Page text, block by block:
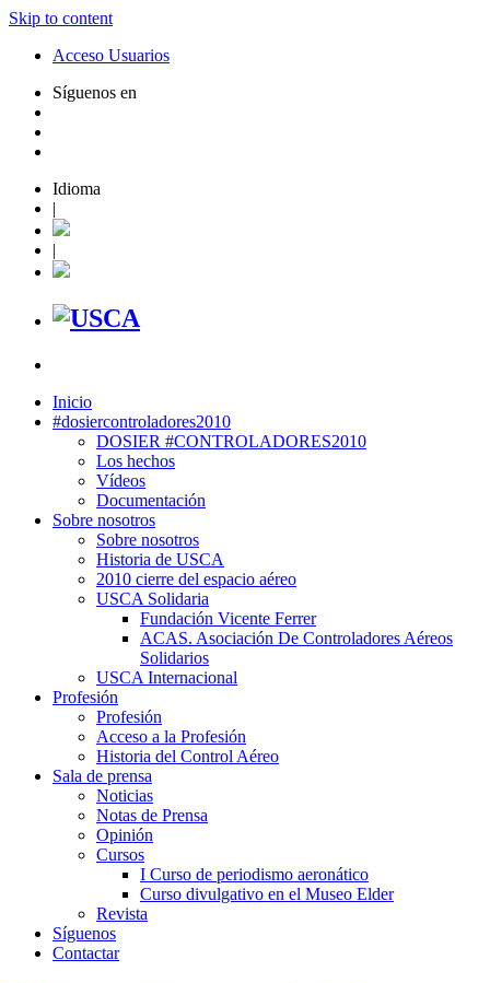
Skip to content
Acceso Usuarios
Síguenos en
Idioma
|
|
Inicio
#dosiercontroladores2010
DOSIER #CONTROLADORES2010
Los hechos
Vídeos
Documentación
Sobre nosotros
Sobre nosotros
Historia de USCA
2010 cierre del espacio aéreo
USCA Solidaria
Fundación Vicente Ferrer
ACAS. Asociación De Controladores Aéreos
Solidarios
USCA Internacional
Profesión
Profesión
Acceso a la Profesión
Historia del Control Aéreo
Sala de prensa
Noticias
Notas de Prensa
Opinión
Cursos
I Curso de periodismo aeronático
Curso divulgativo en el Museo Elder
Revista
Síguenos
Contactar